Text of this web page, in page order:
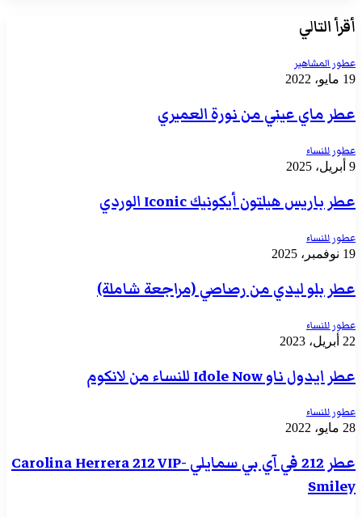
أقرأ التالي
عطور المشاهير
19 مايو، 2022
عطر ماي عيني من نورة العميري
عطور للنساء
9 أبريل، 2025
عطر باريس هيلتون أيكونيك Iconic الوردي
عطور للنساء
19 نوفمبر، 2025
عطر بلو ليدي من رصاصي (مراجعة شاملة)
عطور للنساء
22 أبريل، 2023
عطر ايدول ناو Idole Now للنساء من لانكوم
عطور للنساء
28 مايو، 2022
عطر 212 في آي بي سمايلي -Carolina Herrera 212 VIP
Smiley